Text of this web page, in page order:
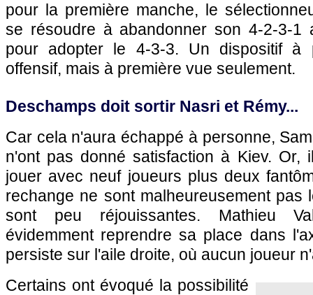
pour la première manche, le
se résoudre à abandonner son 4-2-3-1
pour adopter le 4-3-3. Un dispositif à
offensif, mais à première vue seulement.
Deschamps doit sortir Nasri et Rémy...
Car cela n'aura échappé à personne,
n'ont pas donné satisfaction à Kiev. Or,
jouer avec neuf joueurs plus deux
rechange ne sont malheureusement pas
sont peu réjouissantes. Mathieu
évidemment reprendre sa place dans
persiste sur l'aile droite, où aucun joueur
Certains ont évoqué la possibilité